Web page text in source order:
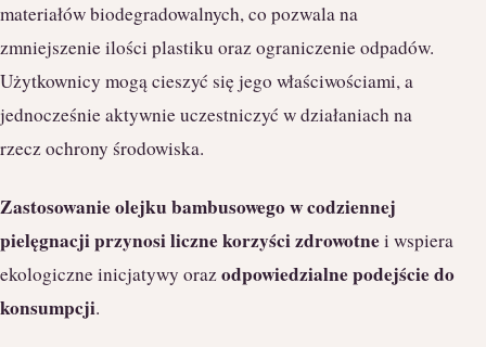
materiałów biodegradowalnych, co pozwala na
zmniejszenie ilości plastiku oraz ograniczenie odpadów.
Użytkownicy mogą cieszyć się jego właściwościami, a
jednocześnie aktywnie uczestniczyć w działaniach na
rzecz ochrony środowiska.
Zastosowanie olejku bambusowego w codziennej
pielęgnacji przynosi liczne korzyści zdrowotnei wspiera
ekologiczne inicjatywy orazodpowiedzialne podejście do
konsumpcji.